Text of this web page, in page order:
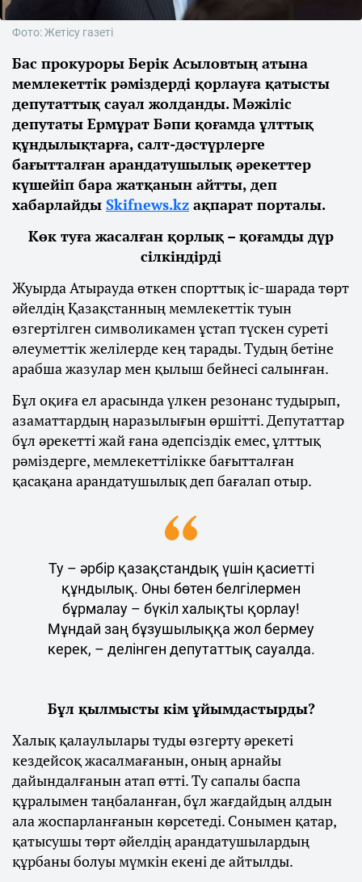
Фото: Жетісу газеті
Бас прокуроры Берік Асыловтың атына
мемлекеттік рәміздерді қорлауға қатысты
депутаттық сауал жолданды. Мәжіліс
депутаты Ермұрат Бәпи қоғамда ұлттық
құндылықтарға, салт-дәстүрлерге
бағытталған арандатушылық әрекеттер
күшейіп бара жатқанын айтты, деп
хабарлайды Skifnews.kz ақпарат порталы.
Көк туға жасалған қорлық – қоғамды дүр
сілкіндірді
Жуырда Атырауда өткен спорттық іс-шарада төрт
әйелдің Қазақстанның мемлекеттік туын
өзгертілген символикамен ұстап түскен суреті
әлеуметтік желілерде кең тарады. Тудың бетіне
арабша жазулар мен қылыш бейнесі салынған.
Бұл оқиға ел арасында үлкен резонанс тудырып,
азаматтардың наразылығын өршітті. Депутаттар
бұл әрекетті жай ғана әдепсіздік емес, ұлттық
рәміздерге, мемлекеттілікке бағытталған
қасақана арандатушылық деп бағалап отыр.
Ту – әрбір қазақстандық үшін қасиетті
құндылық. Оны бөтен белгілермен
бұрмалау – бүкіл халықты қорлау!
Мұндай заң бұзушылыққа жол бермеу
керек, – делінген депутаттық сауалда.
Бұл қылмысты кім ұйымдастырды?
Халық қалаулылары туды өзгерту әрекеті
кездейсоқ жасалмағанын, оның арнайы
дайындалғанын атап өтті. Ту сапалы баспа
құралымен таңбаланған, бұл жағдайдың алдын
ала жоспарланғанын көрсетеді. Сонымен қатар,
қатысушы төрт әйелдің арандатушылардың
құрбаны болуы мүмкін екені де айтылды.